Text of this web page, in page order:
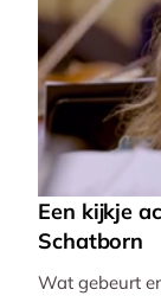
Een kijkje
Schatborn
Wat gebeurt